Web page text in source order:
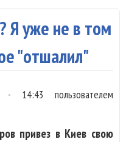
Я уже не в том
"отшалил"
- 14:43 пользователем
привез в Киев свою